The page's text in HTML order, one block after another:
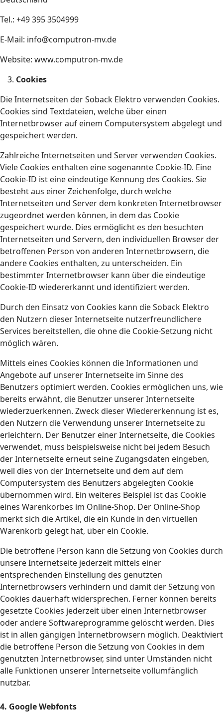
Tel.: +49 395 3504999
E-Mail: info@computron-mv.de
Website: www.computron-mv.de
Cookies
Die Internetseiten der Soback Elektro verwenden Cookies.
Cookies sind Textdateien, welche über einen
Internetbrowser auf einem Computersystem abgelegt und
gespeichert werden.
Zahlreiche Internetseiten und Server verwenden Cookies.
Viele Cookies enthalten eine sogenannte Cookie-ID. Eine
Cookie-ID ist eine eindeutige Kennung des Cookies. Sie
besteht aus einer Zeichenfolge, durch welche
Internetseiten und Server dem konkreten Internetbrowser
zugeordnet werden können, in dem das Cookie
gespeichert wurde. Dies ermöglicht es den besuchten
Internetseiten und Servern, den individuellen Browser der
betroffenen Person von anderen Internetbrowsern, die
andere Cookies enthalten, zu unterscheiden. Ein
bestimmter Internetbrowser kann über die eindeutige
Cookie-ID wiedererkannt und identifiziert werden.
Durch den Einsatz von Cookies kann die Soback Elektro
den Nutzern dieser Internetseite nutzerfreundlichere
Services bereitstellen, die ohne die Cookie-Setzung nicht
möglich wären.
Mittels eines Cookies können die Informationen und
Angebote auf unserer Internetseite im Sinne des
Benutzers optimiert werden. Cookies ermöglichen uns, wie
bereits erwähnt, die Benutzer unserer Internetseite
wiederzuerkennen. Zweck dieser Wiedererkennung ist es,
den Nutzern die Verwendung unserer Internetseite zu
erleichtern. Der Benutzer einer Internetseite, die Cookies
verwendet, muss beispielsweise nicht bei jedem Besuch
der Internetseite erneut seine Zugangsdaten eingeben,
weil dies von der Internetseite und dem auf dem
Computersystem des Benutzers abgelegten Cookie
übernommen wird. Ein weiteres Beispiel ist das Cookie
eines Warenkorbes im Online-Shop. Der Online-Shop
merkt sich die Artikel, die ein Kunde in den virtuellen
Warenkorb gelegt hat, über ein Cookie.
Die betroffene Person kann die Setzung von Cookies durch
unsere Internetseite jederzeit mittels einer
entsprechenden Einstellung des genutzten
Internetbrowsers verhindern und damit der Setzung von
Cookies dauerhaft widersprechen. Ferner können bereits
gesetzte Cookies jederzeit über einen Internetbrowser
oder andere Softwareprogramme gelöscht werden. Dies
ist in allen gängigen Internetbrowsern möglich. Deaktiviert
die betroffene Person die Setzung von Cookies in dem
genutzten Internetbrowser, sind unter Umständen nicht
alle Funktionen unserer Internetseite vollumfänglich
nutzbar.
4. Google Webfonts